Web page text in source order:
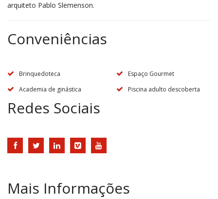
arquiteto Pablo Slemenson.
Conveniências
Brinquedoteca
Espaço Gourmet
Academia de ginástica
Piscina adulto descoberta
Redes Sociais
Mais Informações